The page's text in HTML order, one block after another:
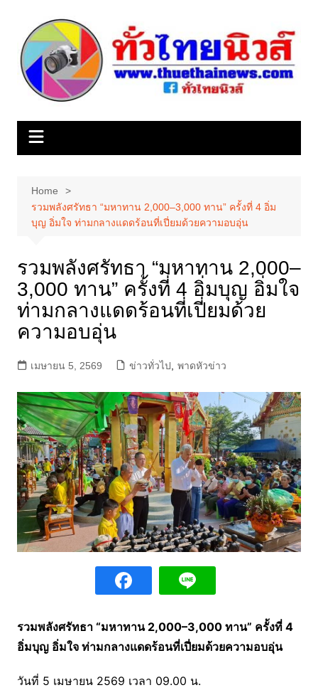
content
Home
รวมพลังศรัทธา “มหาทาน 2,000–3,000 ทาน” ครั้งที่ 4 อิ่ม
บุญ อิ่มใจ ท่ามกลางแดดร้อนที่เปี่ยมด้วยความอบอุ่น
รวมพลังศรัทธา “มหาทาน 2,000–
3,000 ทาน” ครั้งที่ 4 อิ่มบุญ อิ่มใจ
ท่ามกลางแดดร้อนที่เปี่ยมด้วย
ความอบอุ่น
เมษายน 5, 2569 ข่าวทั่วไป พาดหัวข่าว
รวมพลังศรัทธา “มหาทาน 2,000–3,000 ทาน” ครั้งที่ 4
อิ่มบุญ อิ่มใจ ท่ามกลางแดดร้อนที่เปี่ยมด้วยความอบอุ่น
วันที่ 5 เมษายน 2569 เวลา 09.00 น.